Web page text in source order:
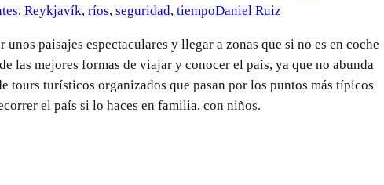
, Reykjavík, ríos, seguridad, tiempoDaniel Ruiz
unos paisajes espectaculares y llegar a zonas que si no es en coche
las mejores formas de viajar y conocer el país, ya que no abunda
tours turísticos organizados que pasan por los puntos más típicos
el país si lo haces en familia, con niños.